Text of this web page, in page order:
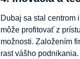
Dubaj sa stal centrom
môže profitovať z
možnosti. Založením
rast vášho podnikania.